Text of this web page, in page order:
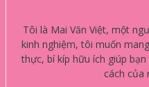
Tôi là Mai Văn Việt, một
kinh nghiệm, tôi muốn
thực, bí kíp hữu ích giúp
cách của